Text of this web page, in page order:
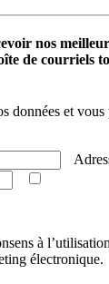
nos
de courriels
données et
à
électronique.